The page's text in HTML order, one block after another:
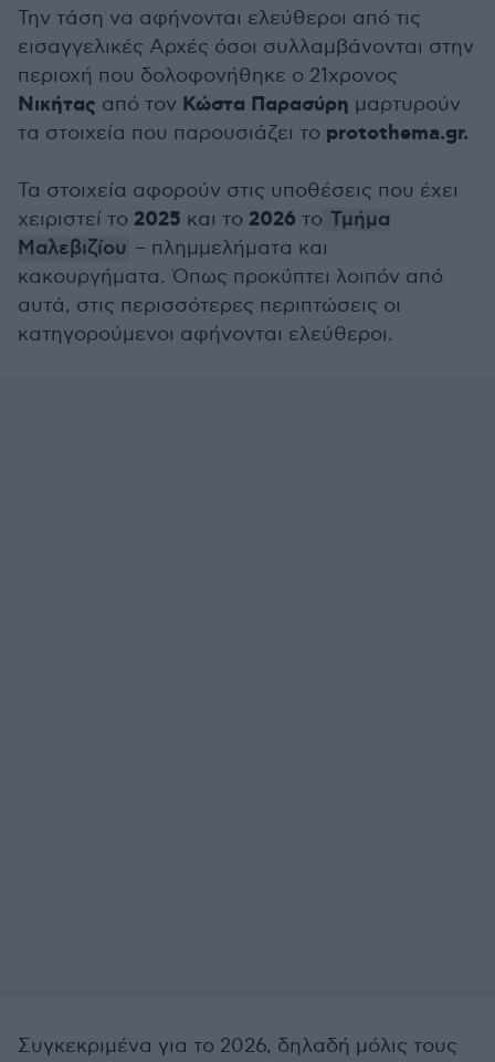
Την τάση να αφήνονται ελεύθεροι από τις
εισαγγελικές Αρχές όσοι συλλαμβάνονται στην
περιοχή που δολοφονήθηκε ο 21χρονος
Νικήτας από τον Κώστα Παρασύρη μαρτυρούν
τα στοιχεία που παρουσιάζει το protothema.gr.
Τα στοιχεία αφορούν στις υποθέσεις που έχει
χειριστεί το 2025 και το 2026 το Τμήμα
Μαλεβιζίου – πλημμελήματα και
κακουργήματα. Όπως προκύπτει λοιπόν από
αυτά, στις περισσότερες περιπτώσεις οι
κατηγορούμενοι αφήνονται ελεύθεροι.
Συγκεκριμένα για το 2026, δηλαδή μόλις τους